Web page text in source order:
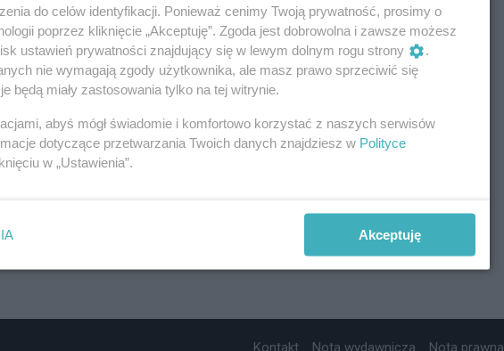
Kontakt Nota wydawnicza Nota prawna
do celów identyfikacji. Ponieważ cenimy Twoją prywatność, prosimy o
poprzez kliknięcie „Akceptuję”. Zgoda jest dobrowolna i zawsze możesz
ustawień prywatności znajdujący się w lewym dolnym rogu strony
.
nie wymagają zgody użytkownika, ale masz prawo sprzeciwić się
będą miały zastosowania tylko na tej witrynie.
abyś mógł świadomie i komfortowo korzystać z naszych serwisów
dotyczące przetwarzania Twoich danych znajdziesz w Polityce
w „Ustawienia”.
Akceptuję